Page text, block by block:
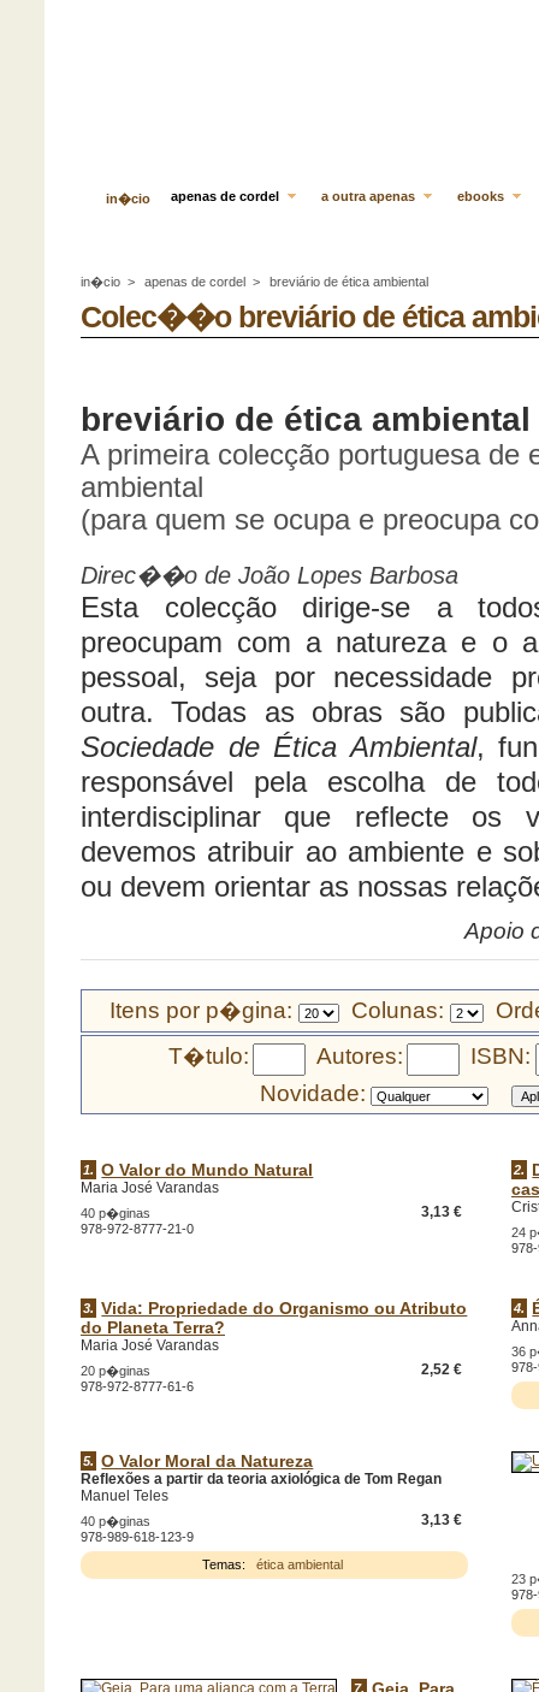
in�cio apenas de cordel a outra apenas ebooks
in�cio > apenas de cordel > breviário de ética ambiental
Colec��o breviário de ética
breviário de ética ambiental
A primeira colecção portuguesa de
ambiental
(para quem se ocupa e preocupa
Direc��o de João Lopes Barbosa
Esta colecção dirige-se a
preocupam com a natureza e o
pessoal, seja por necessidade
outra. Todas as obras são
Sociedade de Ética Ambiental,
responsável pela escolha de
interdisciplinar que reflecte os
devemos atribuir ao ambiente e
ou devem orientar as nossas
Apoio
Itens por p�gina: Colunas:
T�tulo:
Autores:
ISBN:
Novidade:
1. O Valor do Mundo Natural
Maria José Varandas
3,13 €
40 p�ginas
978-972-8777-21-0
2.
24
3.
Vida: Propriedade do Organismo ou Atributo
do Planeta Terra?
Maria José Varandas
2,52 €
20 p�ginas
978-972-8777-61-6
4.
36
5. O Valor Moral da Natureza
Reflexões a partir da teoria axiológica de Tom Regan
Manuel Teles
3,13 €
40 p�ginas
978-989-618-123-9
Temas:
ética ambiental
23
7.